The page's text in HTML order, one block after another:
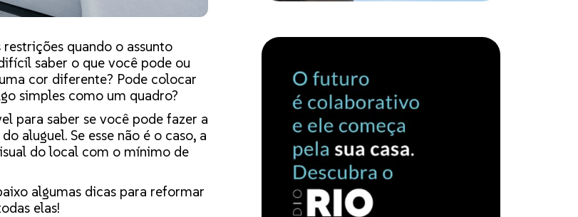
quando o assunto
saber o que você pode ou
cor diferente? Pode colocar
simples como um quadro?
para saber se você pode fazer a
aluguel. Se esse não é o caso, a
do local com o mínimo de
algumas dicas para reformar
elas!